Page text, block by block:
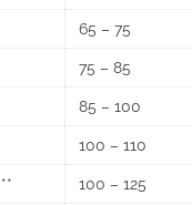
65 – 75
75 – 85
85 – 100
100 – 110
100 – 125